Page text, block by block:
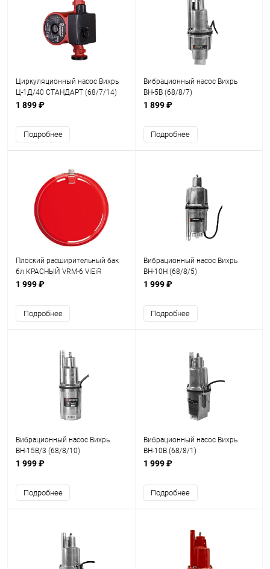
Циркуляционный насос Вихрь
Ц-1Д/40 СТАНДАРТ (68/7/14)
1 899 ₽
Подробнее
Вибрационный насос Вихрь
ВН-5В (68/8/7)
1 899 ₽
Подробнее
Плоский расширительный бак
6л КРАСНЫЙ VRM-6 ViEiR
1 999 ₽
Подробнее
Вибрационный насос Вихрь
ВН-10Н (68/8/5)
1 999 ₽
Подробнее
Вибрационный насос Вихрь
ВН-15В/3 (68/8/10)
1 999 ₽
Подробнее
Вибрационный насос Вихрь
ВН-10В (68/8/1)
1 999 ₽
Подробнее